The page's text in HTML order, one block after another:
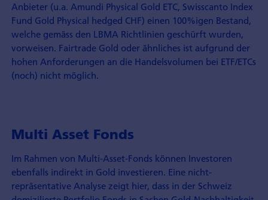
Anbieter (u.a. Amundi Physical Gold ETC, Swisscanto Index
Fund Gold Physical hedged CHF) einen 100%igen Bestand,
welche gemäss den LBMA Richtlinien geschürft wurden,
vorweisen. Fairtrade Gold oder ähnliches ist aufgrund der
hohen Anforderungen an die Handelsvolumen bei ETF/ETCs
(noch) nicht möglich.
Multi Asset Fonds
Im Rahmen von Multi-Asset-Fonds können Investoren
ebenfalls indirekt in Gold investieren. Eine nicht-
repräsentative Analyse zeigt hier, dass in der Schweiz